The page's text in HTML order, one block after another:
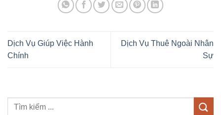
Dịch Vụ Giúp Việc Hành
Chính
Dịch Vụ Thuê Ngoài Nhân
Sự